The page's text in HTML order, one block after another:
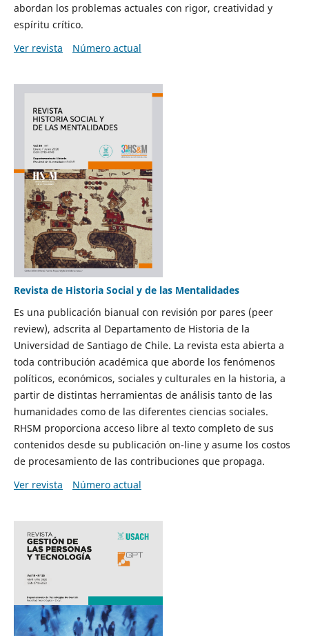
abordan los problemas actuales con rigor, creatividad y
espíritu crítico.
Ver revista
Número actual
Revista de Historia Social y de las Mentalidades
Es una publicación bianual con revisión por pares (peer
review), adscrita al Departamento de Historia de la
Universidad de Santiago de Chile. La revista esta abierta a
toda contribución académica que aborde los fenómenos
políticos, económicos, sociales y culturales en la historia, a
partir de distintas herramientas de análisis tanto de las
humanidades como de las diferentes ciencias sociales.
RHSM proporciona acceso libre al texto completo de sus
contenidos desde su publicación on-line y asume los costos
de procesamiento de las contribuciones que propaga.
Ver revista
Número actual